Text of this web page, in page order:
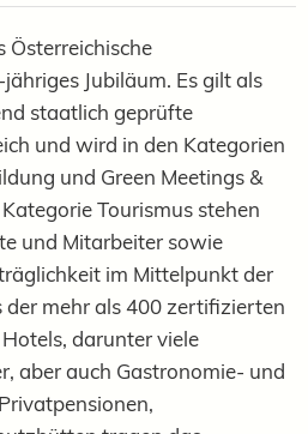
Österreichische
Jubiläum. Es gilt als
staatlich geprüfte
und wird in den Kategorien
und Green Meetings &
Tourismus stehen
und Mitarbeiter sowie
im Mittelpunkt der
mehr als 400 zertifizierten
darunter viele
aber auch Gastronomie- und